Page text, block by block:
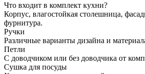
Что входит в комплект кухни?
Корпус, влагостойкая столешница,
фурнитура.
Ручки
Различные варианты дизайна и
Петли
С доводчиком или без доводчика от
Сушка для посуды